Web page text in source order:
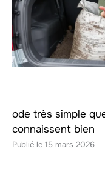
ode très simple
connaissent bien
15 mars 2026